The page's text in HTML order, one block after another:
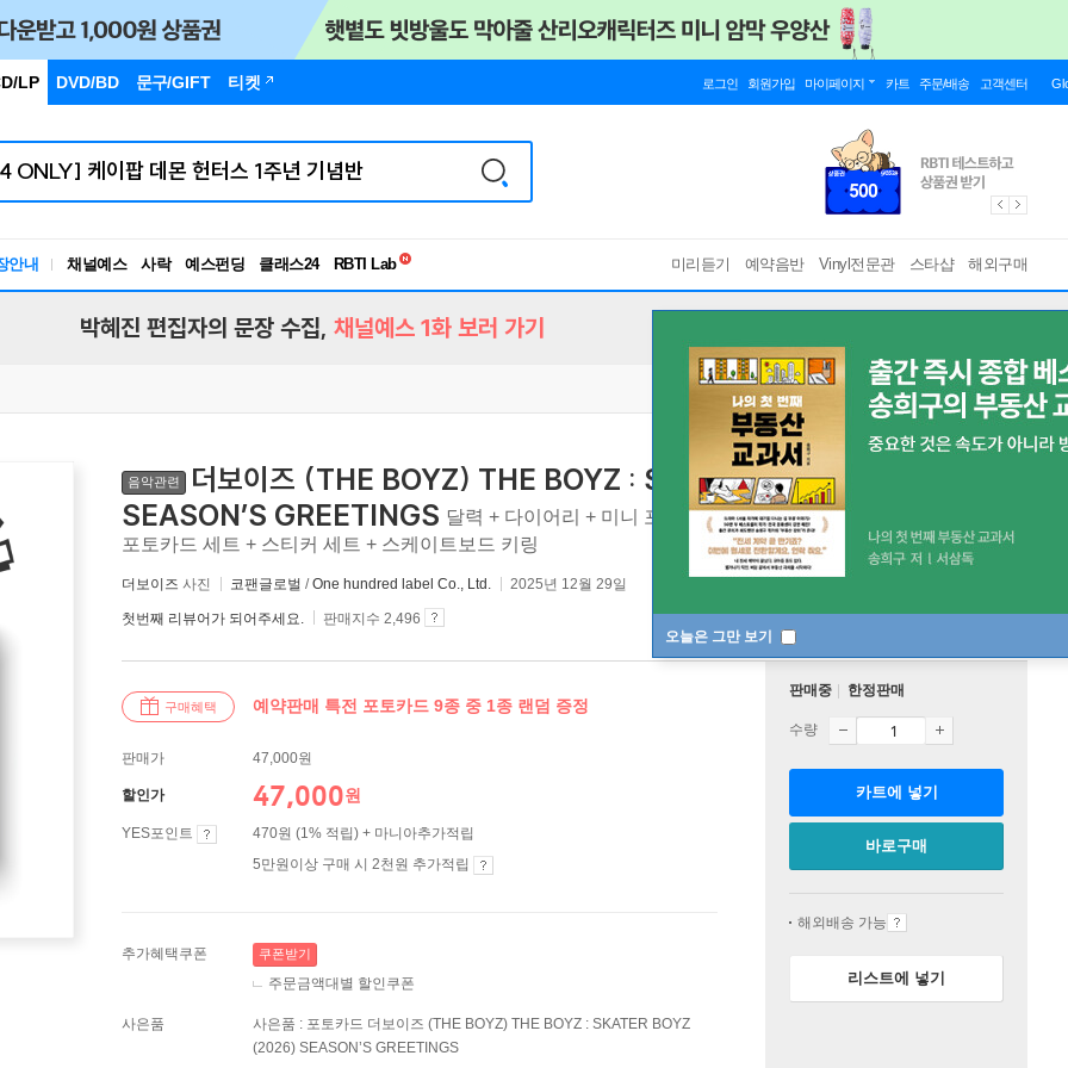
LP DVD/BD 문구/GIFT 티켓 로그인 회원가입 마이페이지 카트 주문/배송 고객센터
안내 채널예스 사락 예스펀딩 클래스24
RBTI Lab
독서유형검사
미리듣기 예약음반 Vinyl전문관 스타샵 해외구매
오늘은 그만 보기
박혜진 편집자의 문장 수집, 채널예스 1화 보러 가기
음악관련
더보이즈 (THE BOYZ) THE BOYZ : SKATER BOYZ (2026)
SEASON’S GREETINGS 달력 + 다이어리 + 미니 포토북 + 미니 포토 캘린더 + 필름포토 세트 +
포토카드 세트 + 스티커 세트 + 스케이트보드 키링
더보이즈 사진 코팬글로벌 /One hundred label Co., Ltd. 2025년 12월 29일
첫번째 리뷰어가 되어주세요. 판매지수 2,496
구매혜택 예약판매 특전 포토카드 9종 중 1종 랜덤 증정
판매가 47,000원
할인가 47,000원
YES포인트
470원 (1% 적립) + 마니아추가적립
5만원이상 구매 시 2천원 추가적립
추가혜택쿠폰 쿠폰받기
주문금액대별 할인쿠폰
사은품
사은품 : 포토카드 더보이즈 (THE BOYZ) THE BOYZ : SKATER BOYZ
(2026) SEASON’S GREETINGS
판매중 한정판매
수량
카트에 넣기
바로구매
해외배송 가능
리스트에 넣기